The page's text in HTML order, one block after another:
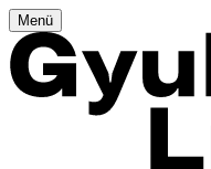
Menü